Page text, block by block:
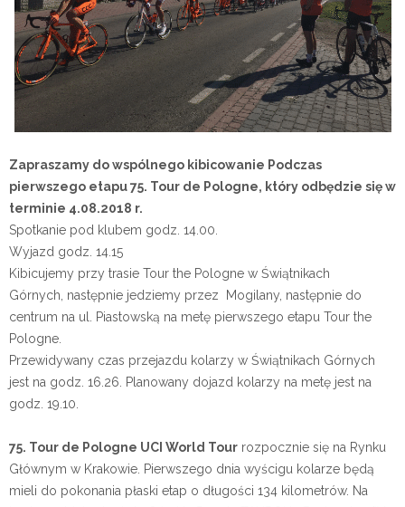
Zapraszamy do wspólnego kibicowanie Podczas
pierwszego etapu 75. Tour de Pologne, który odbędzie się w
terminie 4.08.2018 r.
Spotkanie pod klubem godz. 14.00.
Wyjazd godz. 14.15
Kibicujemy przy trasie Tour the Pologne w Świątnikach
Górnych, następnie jedziemy przez Mogilany, następnie do
centrum na ul. Piastowską na metę pierwszego etapu Tour the
Pologne.
Przewidywany czas przejazdu kolarzy w Świątnikach Górnych
jest na godz. 16.26. Planowany dojazd kolarzy na metę jest na
godz. 19.10.
75. Tour de Pologne UCI World Tour rozpocznie się na Rynku
Głównym w Krakowie. Pierwszego dnia wyścigu kolarze będą
mieli do pokonania płaski etap o długości 134 kilometrów. Na